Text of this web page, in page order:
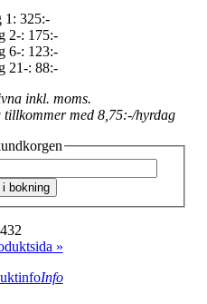
1: 325:-
2-: 175:-
6-: 123:-
21-: 88:-
inkl. moms.
med 8,75:-/hyrdag
i bokning
»
Info